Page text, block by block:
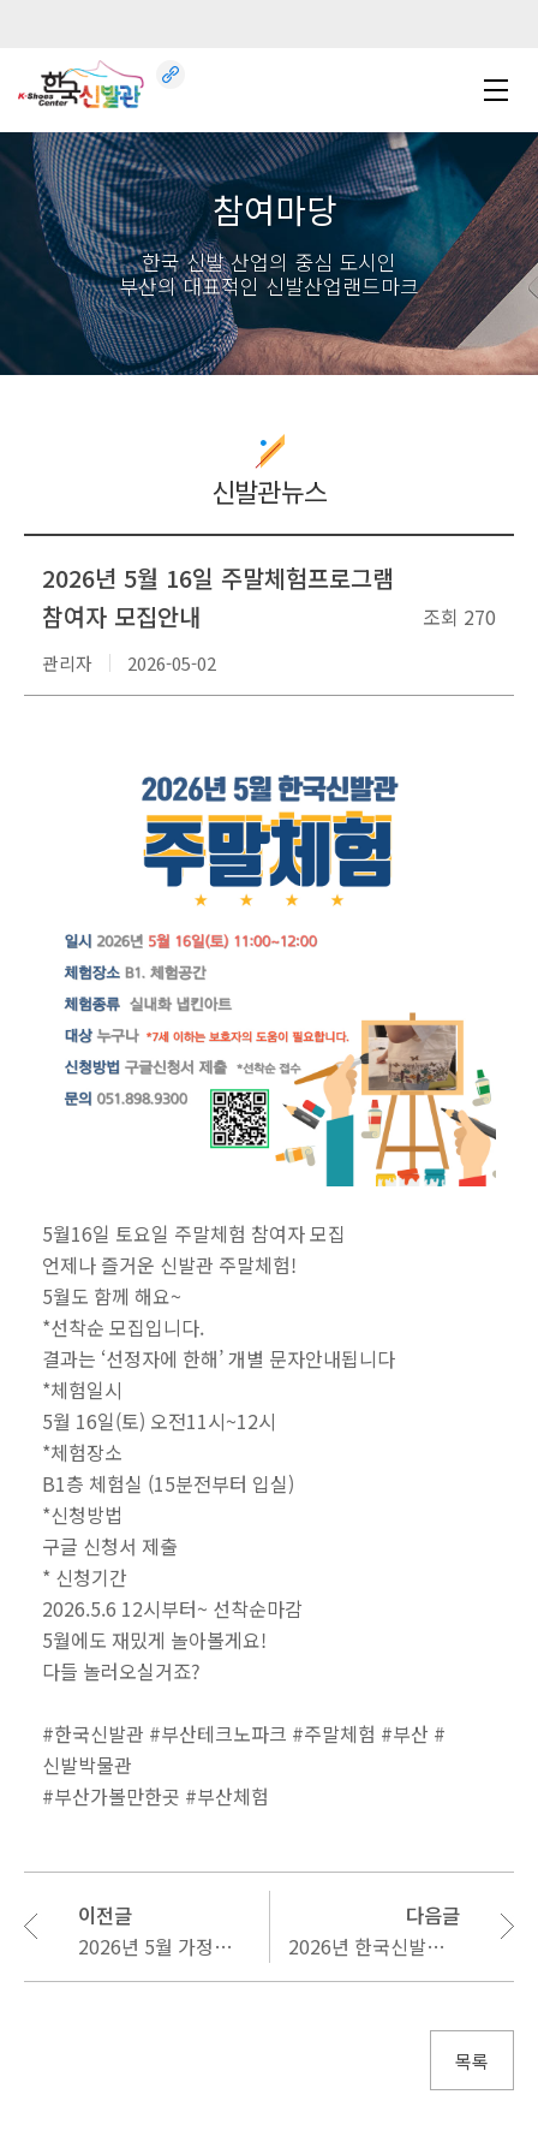
참여마당
한국 신발 산업의 중심 도시인
부산의 대표적인 신발산업랜드마크
신발관뉴스
2026년 5월 16일 주말체험프로그램
참여자 모집안내
조회 270
관리자 2026-05-02
5월16일 토요일 주말체험 참여자 모집
언제나 즐거운 신발관 주말체험!
5월도 함께 해요~
*선착순 모집입니다.
결과는 ‘선정자에 한해’ 개별 문자안내됩니다
*체험일시
5월 16일(토) 오전11시~12시
*체험장소
B1층 체험실 (15분전부터 입실)
*신청방법
구글 신청서 제출
* 신청기간
2026.5.6 12시부터~ 선착순마감
5월에도 재밌게 놀아볼게요!
다들 놀러오실거죠?
#한국신발관 #부산테크노파크 #주말체험 #부산 #
신발박물관
#부산가볼만한곳 #부산체험
이전글
2026년 5월 가정의달 휴관일 안내
다음글
2026년 한국신발관 주중체험프로그램 참여 단체/기관 모집안내
목록